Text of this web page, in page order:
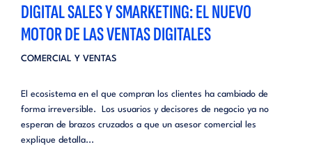
DIGITAL SALES Y SMARKETING: EL NUEVO
MOTOR DE LAS VENTAS DIGITALES
COMERCIAL Y VENTAS
El ecosistema en el que compran los clientes ha cambiado de
forma irreversible. Los usuarios y decisores de negocio ya no
esperan de brazos cruzados a que un asesor comercial les
explique detalla...